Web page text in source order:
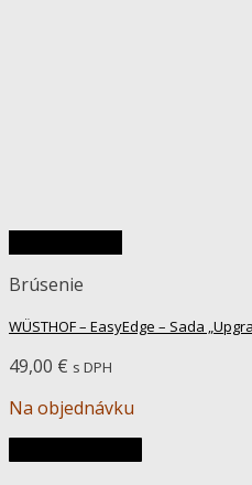
Brúsenie
WÜSTHOF – EasyEdge – Sada
49,00 € s DPH
Na objednávku